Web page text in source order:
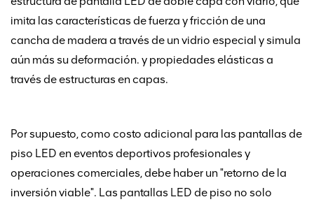
imita las características de fuerza y fricción de una
cancha de madera a través de un vidrio especial y simula
aún más su deformación. y propiedades elásticas a
través de estructuras en capas.
Por supuesto, como costo adicional para las pantallas de
piso LED en eventos deportivos profesionales y
operaciones comerciales, debe haber un "retorno de la
inversión viable". Las pantallas LED de piso no solo